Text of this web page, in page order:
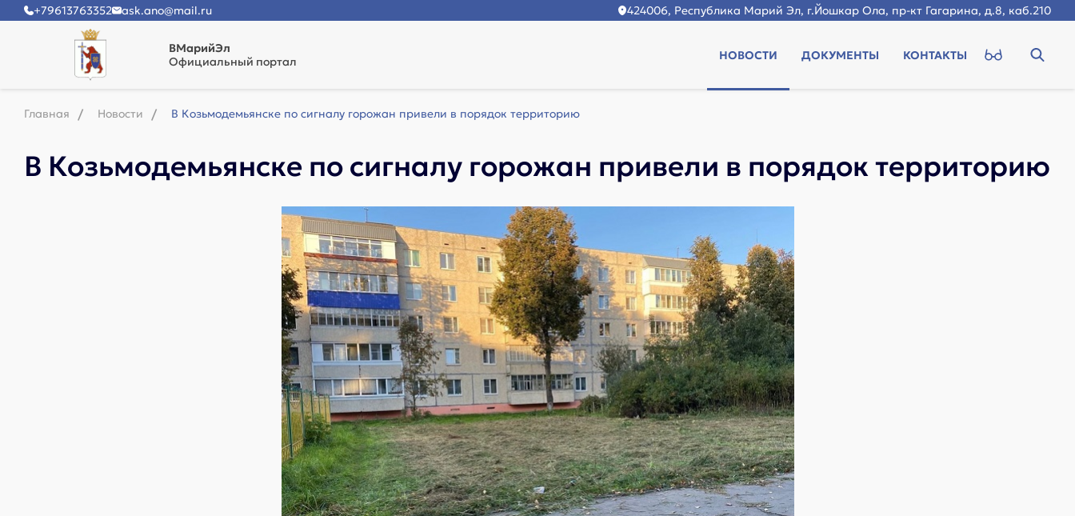
+79613763352 ask.ano@mail.ru 424006, Республика Марий Эл, г.Йошкар Ола, пр-кт Гагарина, д.8, каб.210
ВМарийЭл
Официальный портал
НОВОСТИ ДОКУМЕНТЫ КОНТАКТЫ
Главная Новости В Козьмодемьянске по сигналу горожан привели в порядок территорию
В Козьмодемьянске по сигналу горожан привели в порядок территорию